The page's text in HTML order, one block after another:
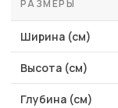
РАЗМЕРЫ
Ширина (см)
Высота (см)
Глубина (см)